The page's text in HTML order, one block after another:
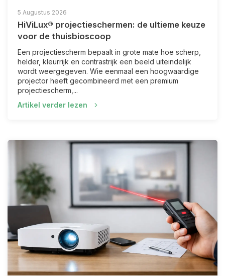
5 Augustus 2026
HiViLux® projectieschermen: de ultieme keuze
voor de thuisbioscoop
Een projectiescherm bepaalt in grote mate hoe scherp,
helder, kleurrijk en contrastrijk een beeld uiteindelijk
wordt weergegeven. Wie eenmaal een hoogwaardige
projector heeft gecombineerd met een premium
projectiescherm,...
Artikel verder lezen